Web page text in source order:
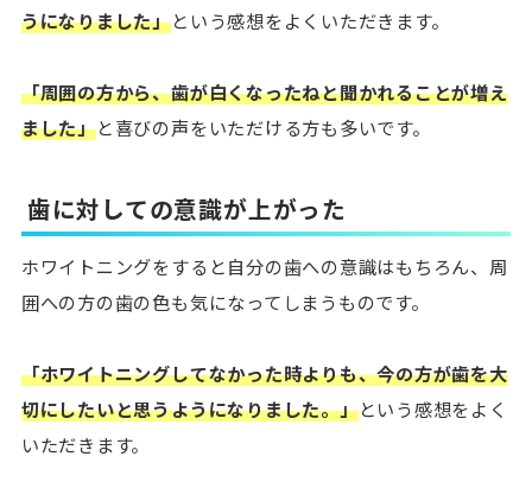
うになりました」という感想をよくいただきます。
「周囲の方から、歯が白くなったねと聞かれることが増え
ました」と喜びの声をいただける方も多いです。
歯に対しての意識が上がった
ホワイトニングをすると自分の歯への意識はもちろん、周
囲への方の歯の色も気になってしまうものです。
「ホワイトニングしてなかった時よりも、今の方が歯を大
切にしたいと思うようになりました。」という感想をよく
いただきます。